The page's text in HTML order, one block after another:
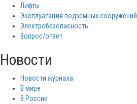
Лифты
Эксплуатация подземных сооружений
Электробезопасность
Вопрос/ответ
Новости
Новости журнала
В мире
В России